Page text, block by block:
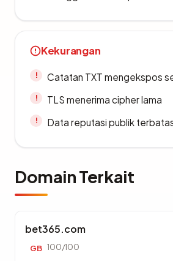
Kekurangan
Catatan TXT mengekspos
TLS menerima cipher lama
Data reputasi publik
Domain Terkait
bet365.com
GB 100/100